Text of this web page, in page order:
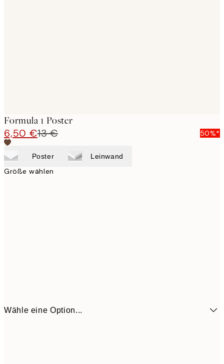
Formula 1 Poster
6,50 €13 € 50%*
Poster Leinwand
Größe wählen
Wähle eine Option...